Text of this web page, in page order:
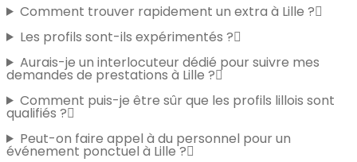
Comment trouver rapidement un extra à Lille ?
Les profils sont-ils expérimentés ?
Aurais-je un interlocuteur dédié pour suivre mes
demandes de prestations à Lille ?
Comment puis-je être sûr que les profils lillois sont
qualifiés ?
Peut-on faire appel à du personnel pour un
événement ponctuel à Lille ?